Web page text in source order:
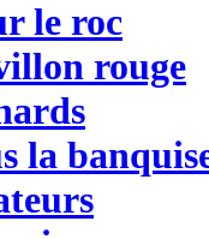
le roc
rouge
la